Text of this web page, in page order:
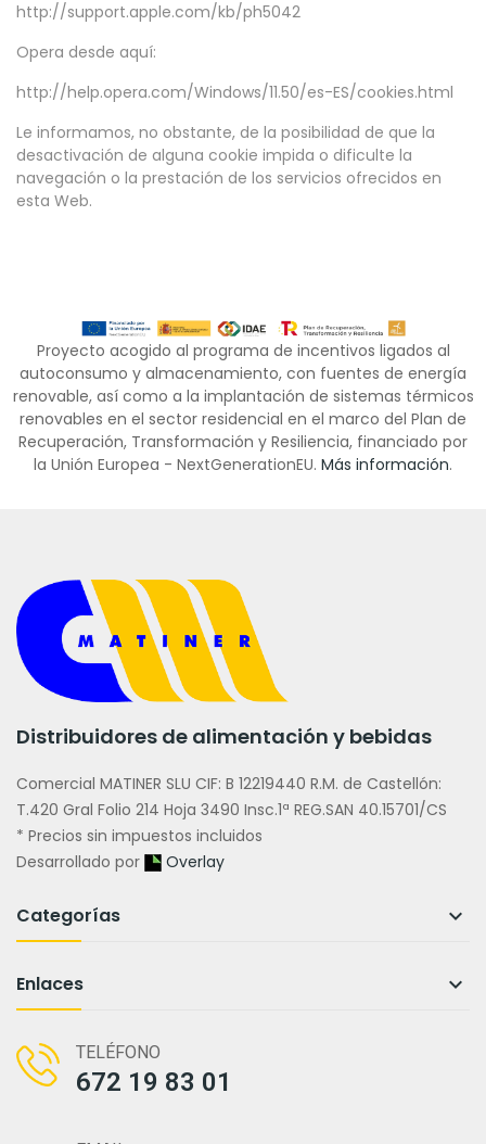
http://support.apple.com/kb/ph5042
Opera desde aquí:
http://help.opera.com/Windows/11.50/es-ES/cookies.html
Le informamos, no obstante, de la posibilidad de que la
desactivación de alguna cookie impida o dificulte la
navegación o la prestación de los servicios ofrecidos en
esta Web.
Proyecto acogido al programa de incentivos ligados al
autoconsumo y almacenamiento, con fuentes de energía
renovable, así como a la implantación de sistemas térmicos
renovables en el sector residencial en el marco del Plan de
Recuperación, Transformación y Resiliencia, financiado por
la Unión Europea - NextGenerationEU. Más información.
Distribuidores de alimentación y bebidas
Comercial MATINER SLU CIF: B 12219440 R.M. de Castellón:
T.420 Gral Folio 214 Hoja 3490 Insc.1ª REG.SAN 40.15701/CS
* Precios sin impuestos incluidos
Desarrollado por
Overlay
Categorías 
Enlaces 
TELÉFONO
672 19 83 01